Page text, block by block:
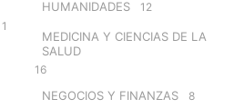
1
HUMANIDADES 12
MEDICINA Y CIENCIAS DE LA
SALUD
16
NEGOCIOS Y FINANZAS 8